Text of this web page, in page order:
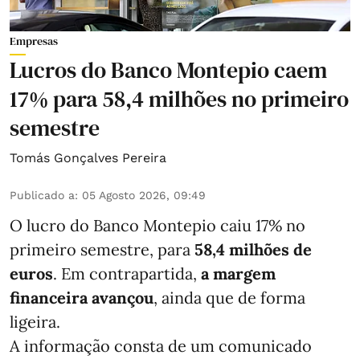
Empresas
Lucros do Banco Montepio caem
17% para 58,4 milhões no primeiro
semestre
Tomás Gonçalves Pereira
Publicado a: 05 Agosto 2026, 09:49
O lucro do Banco Montepio caiu 17% no
primeiro semestre, para 58,4 milhões de
euros. Em contrapartida, a margem
financeira avançou, ainda que de forma
ligeira.
A informação consta de um comunicado